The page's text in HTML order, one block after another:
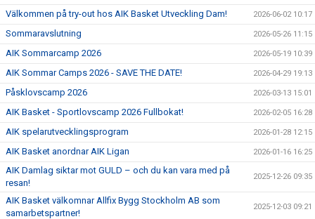
Välkommen på try-out hos AIK Basket Utveckling Dam! 2026-06-02 10:17
Sommaravslutning 2026-05-26 11:15
AIK Sommarcamp 2026 2026-05-19 10:39
AIK Sommar Camps 2026 - SAVE THE DATE! 2026-04-29 19:13
Påsklovscamp 2026 2026-03-13 15:01
AIK Basket - Sportlovscamp 2026 Fullbokat! 2026-02-05 16:28
AIK spelarutvecklingsprogram 2026-01-28 12:15
AIK Basket anordnar AIK Ligan 2026-01-16 16:25
AIK Damlag siktar mot GULD – och du kan vara med på
resan!
2025-12-26 09:35
AIK Basket välkomnar Allfix Bygg Stockholm AB som
samarbetspartner!
2025-12-03 09:21